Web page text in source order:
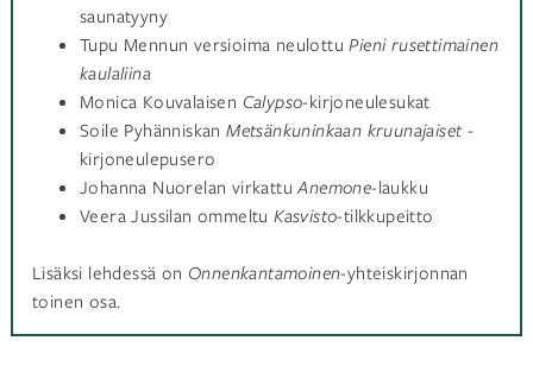
saunatyyny
Tupu Mennun versioima neulottuPieni rusettimainen
kaulaliina
Monica Kouvalaisen Calypso-kirjoneulesukat
Soile PyhänniskanMetsänkuninkaan kruunajaiset-
kirjoneulepusero
Johanna Nuorelan virkattuAnemone-laukku
Veera Jussilan ommeltuKasvisto-tilkkupeitto
Lisäksi lehdessä on Onnenkantamoinen-yhteiskirjonnan
toinen osa.